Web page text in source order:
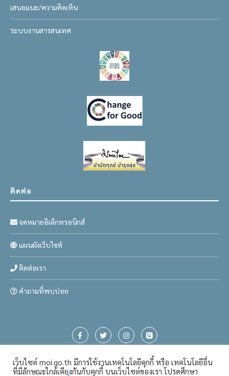
เสนอแนะ/ความคิดเห็น
ระบบงานสารสนเทศ
ติดต่อ
จดหมายอิเล็กทรอนิกส์
แผนผังเว็บไซต์
ติดต่อเรา
คำถามที่พบบ่อย
เว็บไซต์ moi.go.th มีการใช้งานเทคโนโลยีคุกกี้ หรือ เทคโนโลยีอื่น
ที่มีลักษณะใกล้เคียงกันกับคุกกี้ บนเว็บไซต์ของเรา โปรดศึกษา